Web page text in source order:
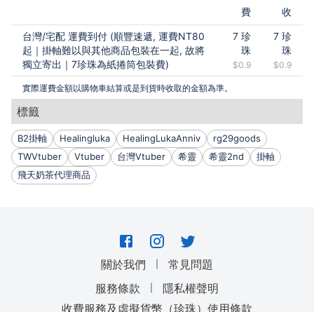
費
收
台灣/宅配 運費到付 (順豐速遞, 運費NT80
起｜掛軸難以與其他商品包裝在一起, 故將
獨立寄出｜7珍珠為紙捲筒包裝費)
7 珍
珠
$0.9
7 珍
珠
$0.9
實際運費金額以購物車結算或是到貨時收取的金額為準。
標籤
B2掛軸 Healingluka HealingLukaAnniv
rg29goods
TWVtuber
Vtuber 台灣Vtuber 希靈 希靈2nd
掛軸
飛天奶茶代理商品
關於我們 ｜
常見問題
服務條款
｜
隱私權聲明
收費服務及虛擬貨幣（珍珠）使用條款